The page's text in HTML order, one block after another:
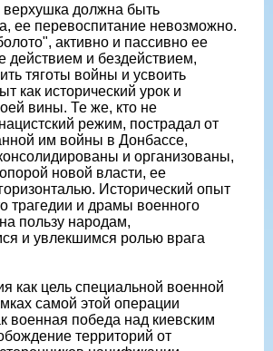
верхушка должна быть
ее перевоспитание невозможно.
активно и пассивно ее
действием и бездействием,
тяготы войны и усвоить
как исторический урок и
вины. Те же, кто не
режим, пострадал от
им войны в Донбассе,
и организованы,
новой власти, ее
Исторический опыт
трагедии и драмы военного
пользу народам,
и увлекшимся ролью врага
как цель специальной военной
самой этой операции
военная победа над киевским
территорий от